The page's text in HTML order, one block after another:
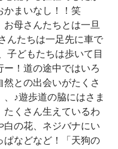
かまいなし！！笑
母さんたちとは一旦
んたちは一足先に車で
子どもたちは歩いて目
ー！道の途中ではいろ
然との出会いがたくさ
、♪遊歩道の脇にはさま
たくさん生えているわ
白の花、ネジバナにい
ぱなどなど！「天狗の